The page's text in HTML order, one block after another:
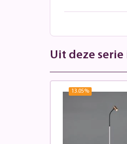
Uit deze
13.05%